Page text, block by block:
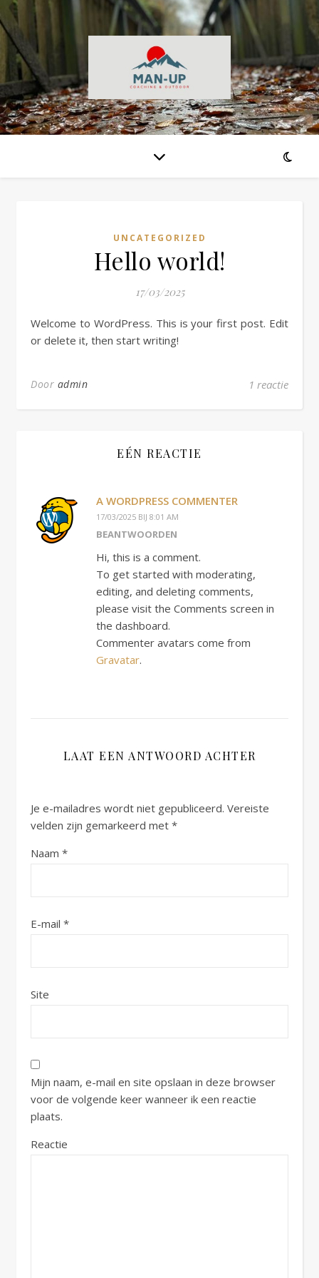
UNCATEGORIZED
Hello world!
17/03/2025
Welcome to WordPress. This is your first post. Edit
or delete it, then start writing!
Door admin 1 reactie
EÉN REACTIE
A WORDPRESS COMMENTER
17/03/2025 BIJ 8:01 AM
BEANTWOORDEN
Hi, this is a comment.
To get started with moderating,
editing, and deleting comments,
please visit the Comments screen in
the dashboard.
Commenter avatars come from
Gravatar.
LAAT EEN ANTWOORD ACHTER
Je e-mailadres wordt niet gepubliceerd. Vereiste
velden zijn gemarkeerd met *
Naam *
E-mail *
Site
Mijn naam, e-mail en site opslaan in deze browser
voor de volgende keer wanneer ik een reactie
plaats.
Reactie